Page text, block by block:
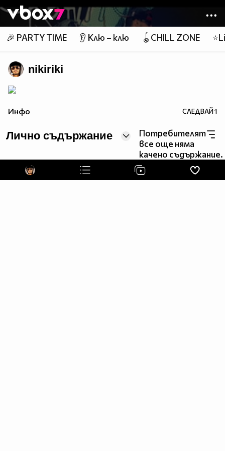
👾
🎉 PARTY TIME 👂 Клю – клю 🪀CHILL ZONE
nikiriki
Инфо СЛЕДВАЙ1
Лично съдържание
Потребителят
все още няма
качено съдържание.